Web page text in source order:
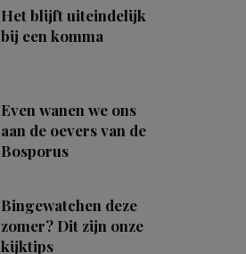
Het blijft uiteindelijk
bij een komma
Even wanen we ons
aan de oevers van de
Bosporus
Bingewatchen deze
zomer? Dit zijn onze
kijktips